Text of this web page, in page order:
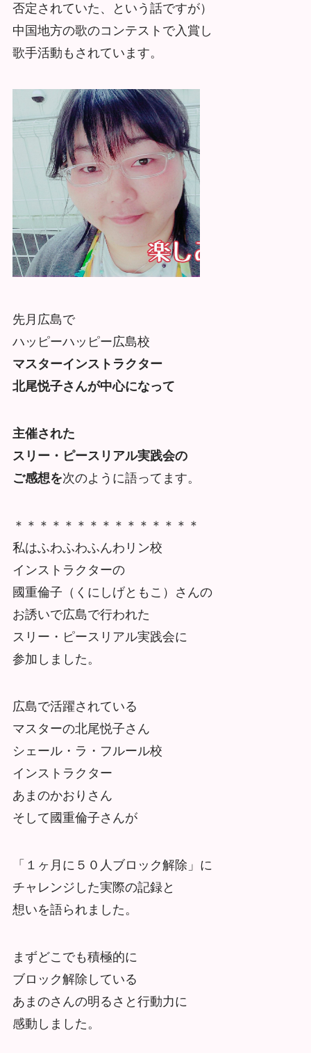
否定されていた、という話ですが）
中国地方の歌のコンテストで入賞し
歌手活動もされています。
先月広島で
ハッピーハッピー広島校
マスターインストラクター
北尾悦子さんが中心になって
主催された
スリー・ピースリアル実践会の
ご感想を次のように語ってます。
＊＊＊＊＊＊＊＊＊＊＊＊＊＊＊
私はふわふわふんわリン校
インストラクターの
國重倫子（くにしげともこ）さんの
お誘いで広島で行われた
スリー・ピースリアル実践会に
参加しました。
広島で活躍されている
マスターの北尾悦子さん
シェール・ラ・フルール校
インストラクター
あまのかおりさん
そして國重倫子さんが
「１ヶ月に５０人ブロック解除」に
チャレンジした実際の記録と
想いを語られました。
まずどこでも積極的に
ブロック解除している
あまのさんの明るさと行動力に
感動しました。